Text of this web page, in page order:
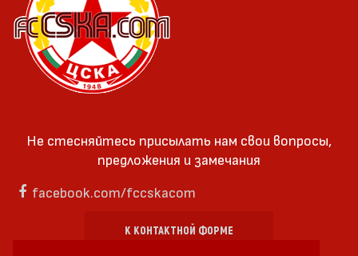
Не стесняйтесь присылать нам свои вопросы,
предложения и замечания
facebook.com/fccskacom
К КОНТАКТНОЙ ФОРМЕ